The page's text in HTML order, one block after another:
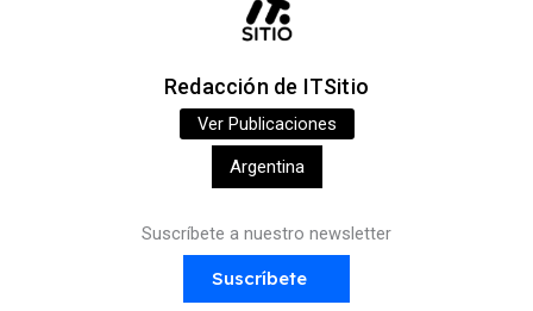
Redacción de ITSitio
Ver Publicaciones
Argentina
Suscríbete a nuestro newsletter
Suscríbete